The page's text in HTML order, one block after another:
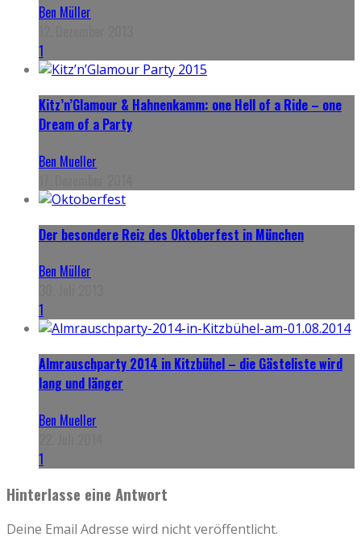
Ben Müller
1
Kitz’n’Glamour & Hahnenkamm: one Hell of a Ride – one
Dream of a Party
Ben Mueller
Der besondere Reiz des Oktoberfest in München
Ben Müller
1
Almrauschparty 2014 in Kitzbühel – die Gästeliste wird
lang und länger
Ben Mueller
1
Hinterlasse eine Antwort
Deine Email Adresse wird nicht veröffentlicht.